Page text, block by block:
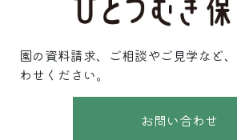
園の資料請求、ご相談やご見学など
わせください。
お問い合わせ